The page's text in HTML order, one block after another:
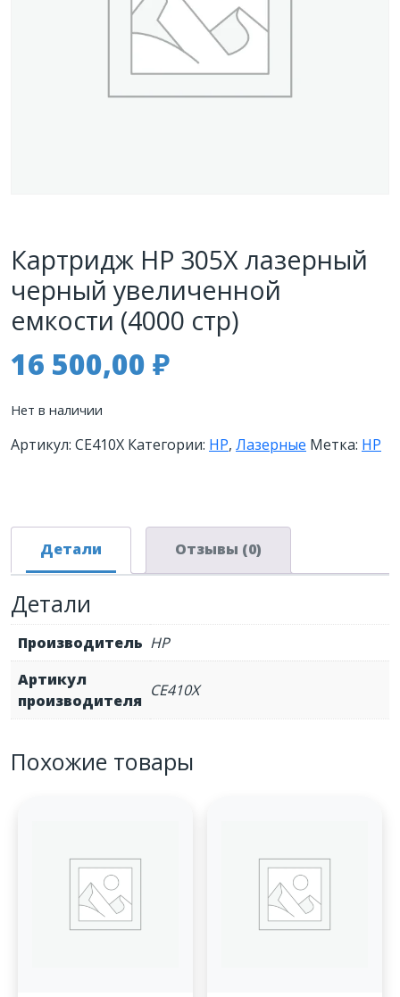
Картридж HP 305X лазерный
черный увеличенной
емкости (4000 стр)
16 500,00 ₽
Нет в наличии
Артикул: CE410X Категории: HP, Лазерные Метка: HP
Детали Отзывы (0)
Детали
Производитель HP
Артикул
производителя
CE410X
Похожие товары